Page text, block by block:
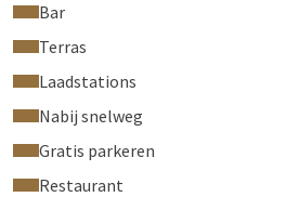
Bar
Terras
Laadstations
Nabij snelweg
Gratis parkeren
Restaurant